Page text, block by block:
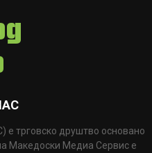
трговско друштво основано
Македоски Медиа Сервис е